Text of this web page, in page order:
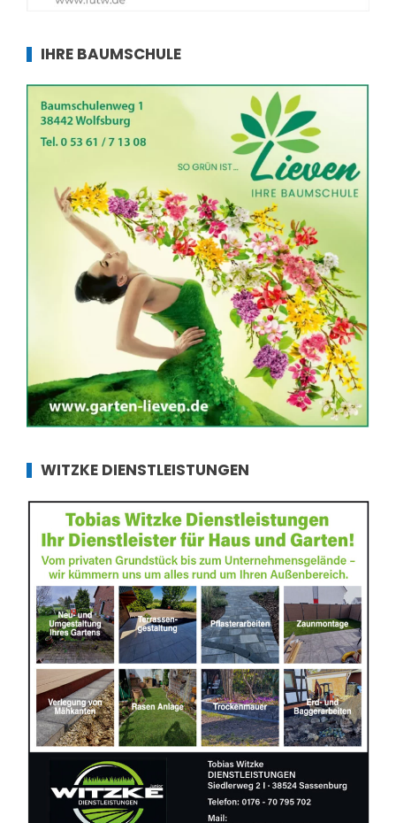
IHRE BAUMSCHULE
WITZKE DIENSTLEISTUNGEN